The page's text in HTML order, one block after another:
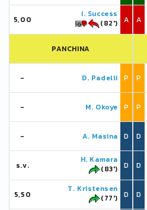
5,00
I. Success
(82')
A
PANCHINA
- D. Padelli P
- M. Okoye P
- A. Masina D
s.v.
H. Kamara
(83')
D
5,50
T. Kristensen
(77')
D
A
P
P
D
D
D